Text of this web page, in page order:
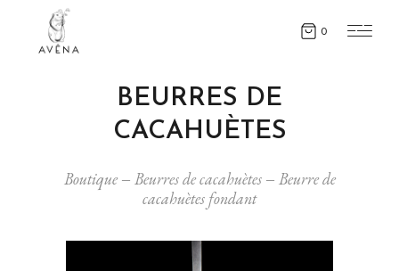
0
Boutique Beurres de cacahuètes
Beurre de
cacahuètes fondant